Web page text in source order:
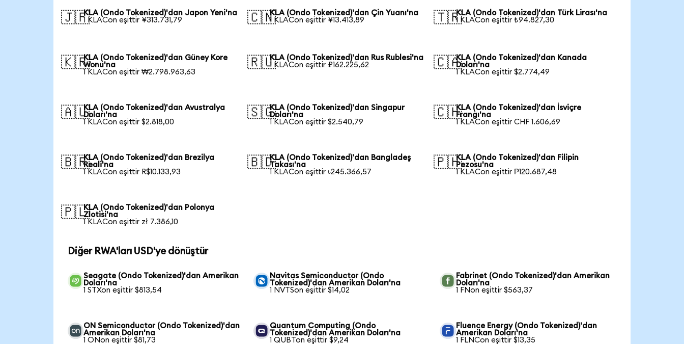
🇯🇵KLA (Ondo Tokenized)'dan Japon Yeni'na
1 KLACon eşittir ¥313.731,79
🇨🇳KLA (Ondo Tokenized)'dan Çin Yuanı'na
1 KLACon eşittir ¥13.413,89
🇹🇷KLA (Ondo Tokenized)'dan Türk Lirası'na
1 KLACon eşittir ₺94.827,30
🇰🇷KLA (Ondo Tokenized)'dan Güney Kore
Wonu'na
1 KLACon eşittir ₩2.798.963,63
🇷🇺KLA (Ondo Tokenized)'dan Rus Rublesi'na
1 KLACon eşittir ₽162.225,62
🇨🇦KLA (Ondo Tokenized)'dan Kanada
Doları'na
1 KLACon eşittir $2.774,49
🇦🇺KLA (Ondo Tokenized)'dan Avustralya
Doları'na
1 KLACon eşittir $2.818,00
🇸🇬KLA (Ondo Tokenized)'dan Singapur
Doları'na
1 KLACon eşittir $2.540,79
🇨🇭KLA (Ondo Tokenized)'dan İsviçre
Frangı'na
1 KLACon eşittir CHF 1.606,69
🇧🇷KLA (Ondo Tokenized)'dan Brezilya
Reali'na
1 KLACon eşittir R$10.133,93
🇧🇩KLA (Ondo Tokenized)'dan Bangladeş
Takası'na
1 KLACon eşittir ৳245.366,57
🇵🇭KLA (Ondo Tokenized)'dan Filipin
Pezosu'na
1 KLACon eşittir ₱120.687,48
🇵🇱KLA (Ondo Tokenized)'dan Polonya
Zlotisi'na
1 KLACon eşittir zł 7.386,10
Diğer RWA'ları USD'ye dönüştür
Seagate (Ondo Tokenized)'dan Amerikan
Doları'na
1 STXon eşittir $813,54
Navitas Semiconductor (Ondo
Tokenized)'dan Amerikan Doları'na
1 NVTSon eşittir $14,02
Fabrinet (Ondo Tokenized)'dan Amerikan
Doları'na
1 FNon eşittir $563,37
ON Semiconductor (Ondo Tokenized)'dan
Amerikan Doları'na
1 ONon eşittir $81,73
Quantum Computing (Ondo
Tokenized)'dan Amerikan Doları'na
1 QUBTon eşittir $9,24
Fluence Energy (Ondo Tokenized)'dan
Amerikan Doları'na
1 FLNCon eşittir $13,35